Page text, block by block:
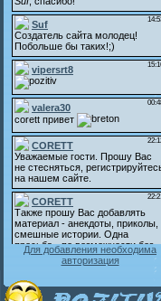
Для добавления необходима
авторизация